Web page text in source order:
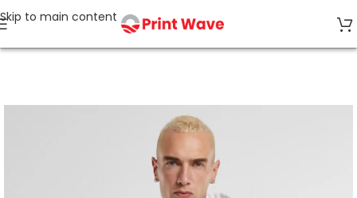
Skip to main content